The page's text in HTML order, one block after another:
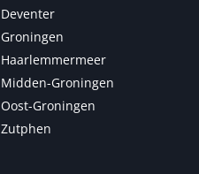
Deventer
Groningen
Haarlemmermeer
Midden-Groningen
Oost-Groningen
Zutphen